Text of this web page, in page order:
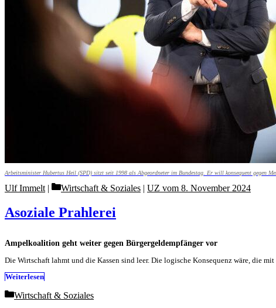
Arbeitsminister Hubertus Heil (SPD) sitzt seit 1998 als Abgeordneter im Bundestag. Er will konsequent gegen
Ampelkoalition geht weiter gegen Bürgergeldempfänger vor
Asoziale Prahlerei
Ulf Immelt Categories
Wirtschaft & Soziales | UZ vom 8. November 2024
Die Wirtschaft lahmt und die Kassen sind leer. Die logische Konsequenz wäre, die
Weiterlesen
Categories
Wirtschaft & Soziales